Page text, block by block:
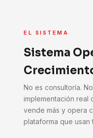
EL SISTEMA
Sistema
No es consultoría.
implementación real
vende más y opera
plataforma que usan